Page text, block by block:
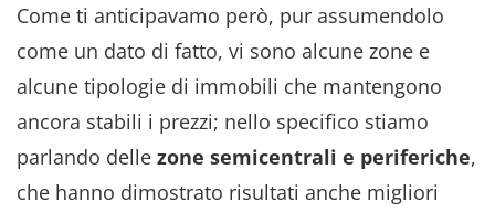
Come ti anticipavamo però, pur assumendolo
come un dato di fatto, vi sono alcune zone e
alcune tipologie di immobili che mantengono
ancora stabili i prezzi; nello specifico stiamo
parlando delle zone semicentrali e periferiche,
che hanno dimostrato risultati anche migliori